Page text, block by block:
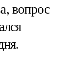
вопрос